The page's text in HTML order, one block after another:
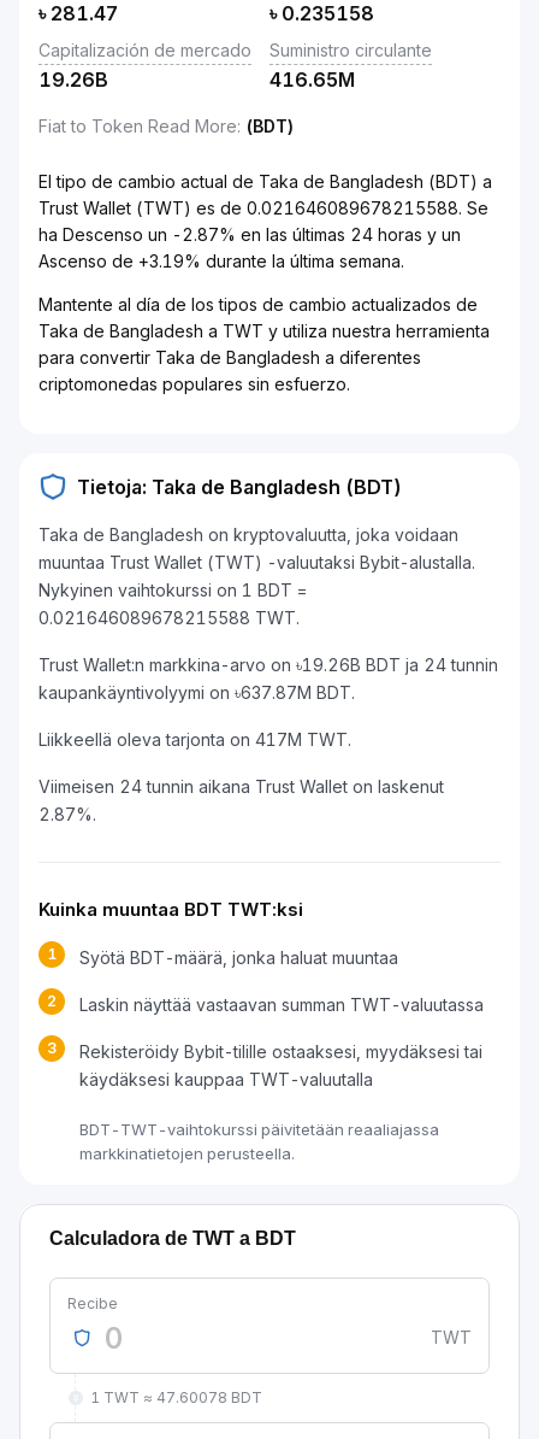
৳ 281.47 ৳ 0.235158
Capitalización de mercado
19.26B
Suministro circulante
416.65M
Fiat to Token Read More: (BDT)
El tipo de cambio actual de Taka de Bangladesh (BDT) a
Trust Wallet (TWT) es de 0.021646089678215588. Se
ha Descenso un -2.87% en las últimas 24 horas y un
Ascenso de +3.19% durante la última semana.
Mantente al día de los tipos de cambio actualizados de
Taka de Bangladesh a TWT y utiliza nuestra herramienta
para convertir Taka de Bangladesh a diferentes
criptomonedas populares sin esfuerzo.
Tietoja: Taka de Bangladesh (BDT)
Taka de Bangladesh on kryptovaluutta, joka voidaan
muuntaa Trust Wallet (TWT) -valuutaksi Bybit-alustalla.
Nykyinen vaihtokurssi on 1 BDT =
0.021646089678215588 TWT.
Trust Wallet:n markkina-arvo on ৳19.26B BDT ja 24 tunnin
kaupankäyntivolyymi on ৳637.87M BDT.
Liikkeellä oleva tarjonta on 417M TWT.
Viimeisen 24 tunnin aikana Trust Wallet on laskenut
2.87%.
Kuinka muuntaa BDT TWT:ksi
1 Syötä BDT-määrä, jonka haluat muuntaa
2 Laskin näyttää vastaavan summan TWT-valuutassa
3
Rekisteröidy Bybit-tilille ostaaksesi, myydäksesi tai
käydäksesi kauppaa TWT-valuutalla
BDT-TWT-vaihtokurssi päivitetään reaaliajassa
markkinatietojen perusteella.
Calculadora de TWT a BDT
Recibe
TWT
1 TWT ≈ 47.60078 BDT